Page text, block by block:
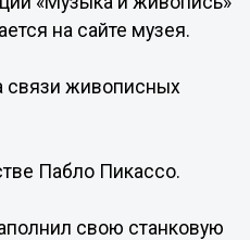
на сайте музея.
связи живописных
Пабло Пикассо.
свою станковую